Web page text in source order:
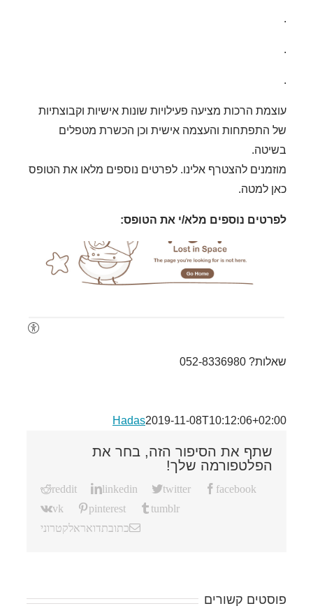
.
.
.
עוצמת הרכות מציעה פעילויות שונות אישיות וקבוצתיות
של התפתחות והעצמה אישית וכן הכשרת מטפלים
בשיטה.
מוזמנים להצטרף אלינו. לפרטים נוספים מלאו את הטופס
כאן למטה.
לפרטים נוספים מלא/י את הטופס:
שאלות? 052-8336980
Hadas2019-11-08T10:12:06+02:00
שתף את הסיפור הזה, בחר את
הפלטפורמה שלך!
facebook
twitter
linkedin
reddit
tumblr
pinterest
vk
כתובת דואר אלקטרוני
פוסטים קשורים